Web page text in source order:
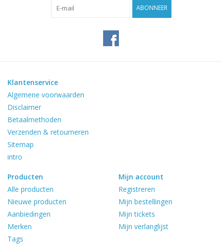
ABONNEER
Klantenservice
Algemene voorwaarden
Disclaimer
Betaalmethoden
Verzenden & retourneren
Sitemap
intro
Producten
Alle producten
Nieuwe producten
Aanbiedingen
Merken
Tags
Mijn account
Registreren
Mijn bestellingen
Mijn tickets
Mijn verlanglijst